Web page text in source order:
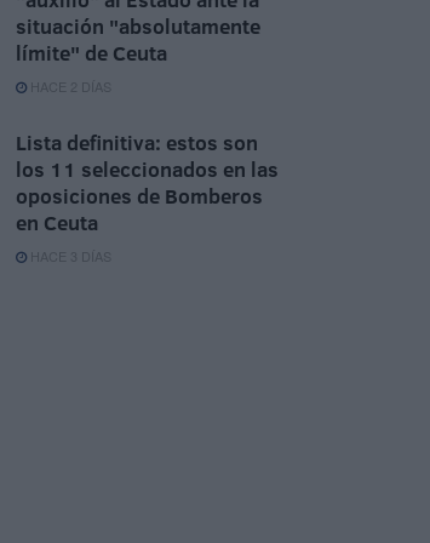
situación "absolutamente
límite" de Ceuta
HACE 2 DÍAS
Lista definitiva: estos son
los 11 seleccionados en las
oposiciones de Bomberos
en Ceuta
HACE 3 DÍAS